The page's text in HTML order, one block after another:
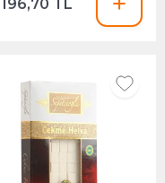
196,70 TL